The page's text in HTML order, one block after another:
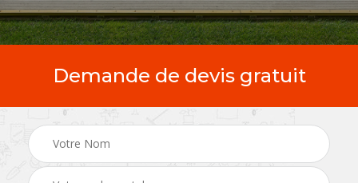
Demande de devis gratuit